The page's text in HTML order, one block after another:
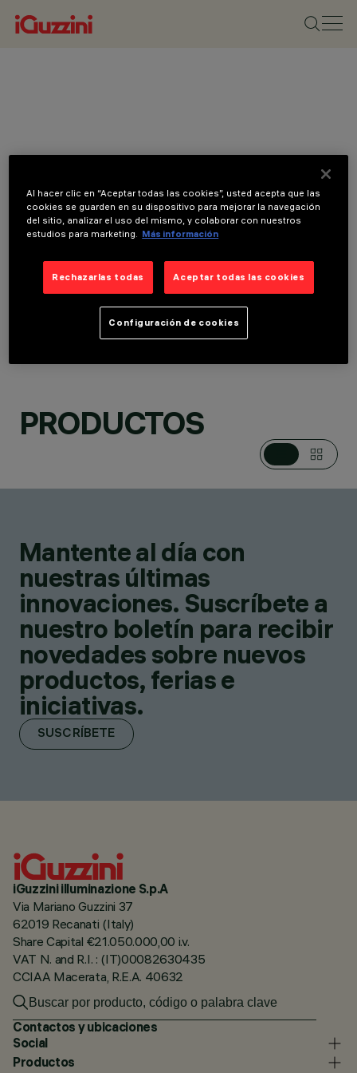
SISTEMAS PARA
PRODUCTOS
PRODUCTOS
Mantente al día con
nuestras últimas
innovaciones. Suscríbete a
nuestro boletín para recibir
novedades sobre nuevos
productos, ferias e
iniciativas.
SUSCRÍBETE
iGuzzini illuminazione S.p.A
Via Mariano Guzzini 37
62019 Recanati (Italy)
Share Capital €21.050.000,00 i.v.
VAT N. and R.I. : (IT)00082630435
CCIAA Macerata, R.E.A. 40632
Contactos y ubicaciones
Social
Productos
Al hacer clic en “Aceptar todas las cookies”, usted acepta que las
cookies se guarden en su dispositivo para mejorar la navegación
del sitio, analizar el uso del mismo, y colaborar con nuestros
estudios para marketing.
Más información
Rechazarlas todas Aceptar todas las cookies
Configuración de cookies